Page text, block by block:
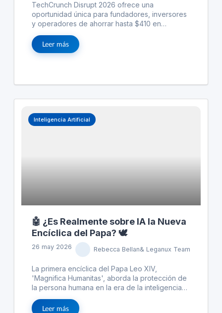
TechCrunch Disrupt 2026 ofrece una
oportunidad única para fundadores, inversores
y operadores de ahorrar hasta $410 en
solo se trata de presentar proyectos, sino de
obtener acceso real y directo a inversores y
participantes pueden transformar el alcance en
significativas. Además, estar cara a cara con
inversores cambia dinámicas y permite ajustes
Leer más
Inteligencia Artificial
🤖 ¿Es Realmente sobre IA la Nueva
Encíclica del Papa? 🕊️
26 may 2026 Rebecca Bellan& Leganux Team
La primera encíclica del Papa Leo XIV,
'Magnifica Humanitas', aborda la protección de
la persona humana en la era de la inteligencia
como la desigualdad y la concentración de
Leer más